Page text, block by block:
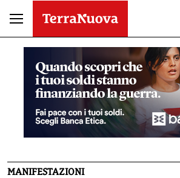
MANIFESTAZIONI